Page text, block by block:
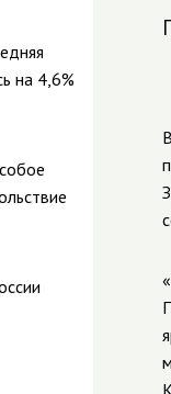
на 4,6%